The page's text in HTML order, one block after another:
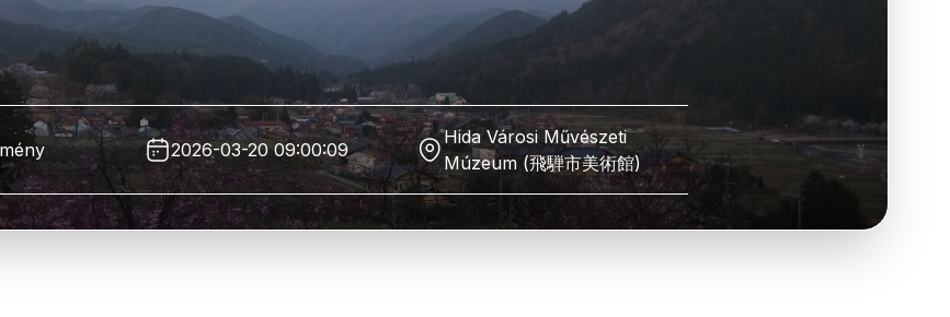
2026-03-20 09:00:09
Hida Városi Művészeti
Múzeum (飛騨市美術館)